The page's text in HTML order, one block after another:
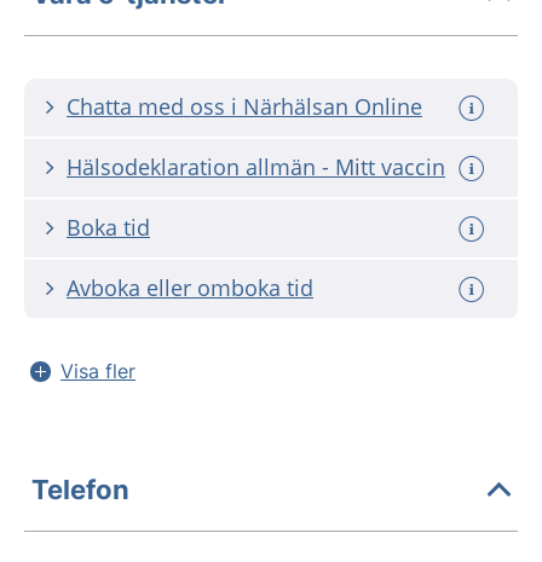
Chatta med oss i Närhälsan Online
Hälsodeklaration allmän - Mitt vaccin
Boka tid
Avboka eller omboka tid
Visa fler
Telefon